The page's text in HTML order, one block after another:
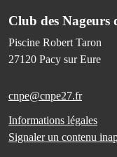
Club des Nageurs
Piscine Robert Taron
27120 Pacy sur Eure
cnpe@cnpe27.fr
Informations légales
Signaler un contenu